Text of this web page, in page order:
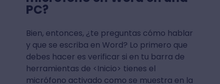
PC?
Bien, entonces, ¿te preguntas cómo hablar
y que se escriba en Word? Lo primero que
debes hacer es verificar si en tu barra de
herramientas de <Inicio> tienes el
micrófono activado como se muestra en la